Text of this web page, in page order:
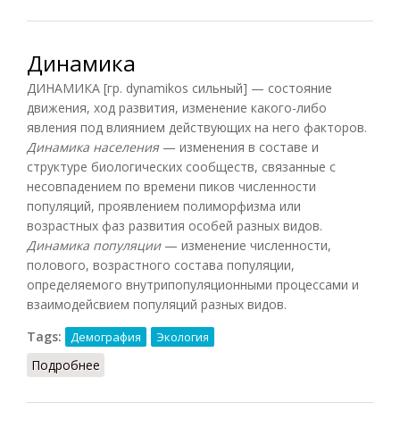
Динамика
ДИНАМИКА [гр. dynamikos сильный] — состояние
движения, ход развития, изменение какого-либо
явления под влиянием действующих на него факторов.
Динамика населения— изменения в составе и
структуре биологических сообществ, связанные с
несовпадением по времени пиков численности
популяций, проявлением полиморфизма или
возрастных фаз развития особей разных видов.
Динамика популяции— изменение численности,
полового, возрастного состава популяции,
определяемого внутрипопуляционными процессами и
взаимодейсвием популяций разных видов.
Tags:
Демография Экология
Подробнее